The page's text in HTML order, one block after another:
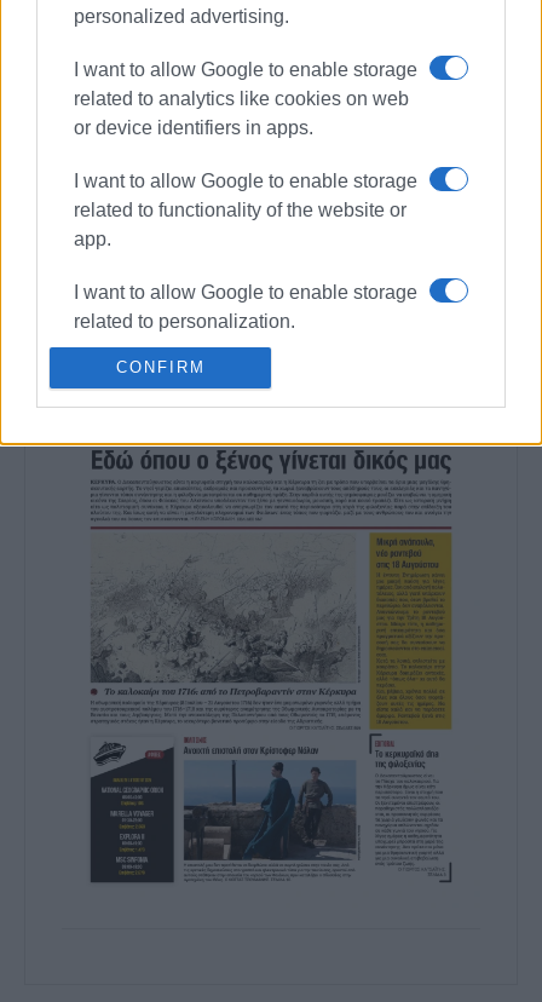
personalized advertising.
I want to allow Google to enable storage
related to analytics like cookies on web
or device identifiers in apps.
I want to allow Google to enable storage
related to functionality of the website or
app.
I want to allow Google to enable storage
related to personalization.
I want to allow Google to enable storage
related to security, including
prevention, and other user protection.
CONFIRM
Εμφανίσεις: 87
Ακολουθήστε το enimerosi στοFacebook
Συνδρομητές στο e-paper